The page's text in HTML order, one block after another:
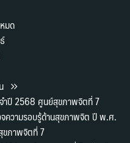
มด
ำปี 2568 ศูนย์สุขภาพจิตที่ 7
ความรอบรู้ด้านสุขภาพจิต ปี พ.ศ.
ภาพจิตที่ 7